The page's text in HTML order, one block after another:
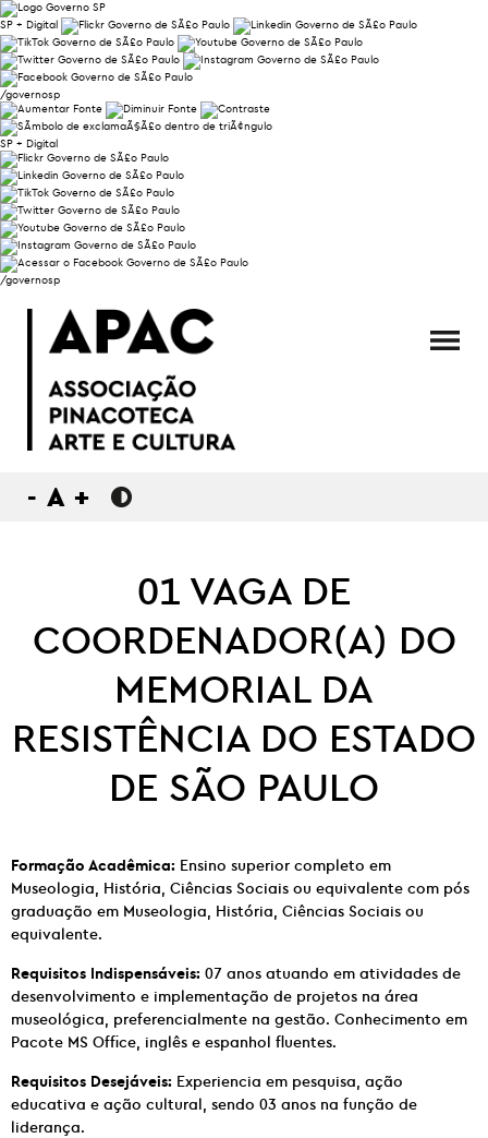
SP + Digital
/governosp
SP + Digital
/governosp
- A +
01 VAGA DE
COORDENADOR(A) DO
MEMORIAL DA
RESISTÊNCIA DO ESTADO
DE SÃO PAULO
Formação Acadêmica: Ensino superior completo em
Museologia, História, Ciências Sociais ou equivalente com pós
graduação em Museologia, História, Ciências Sociais ou
equivalente.
Requisitos Indispensáveis: 07 anos atuando em atividades de
desenvolvimento e implementação de projetos na área
museológica, preferencialmente na gestão. Conhecimento em
Pacote MS Office, inglês e espanhol fluentes.
Requisitos Desejáveis: Experiencia em pesquisa, ação
educativa e ação cultural, sendo 03 anos na função de
liderança.